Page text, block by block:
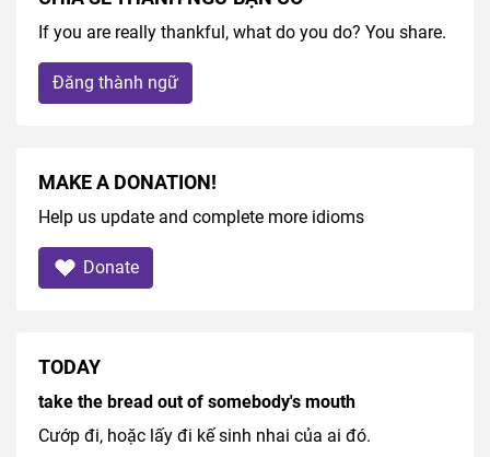
If you are really thankful, what do you do? You share.
Đăng thành ngữ
MAKE A DONATION!
Help us update and complete more idioms
Donate
TODAY
take the bread out of somebody's mouth
Cướp đi, hoặc lấy đi kế sinh nhai của ai đó.